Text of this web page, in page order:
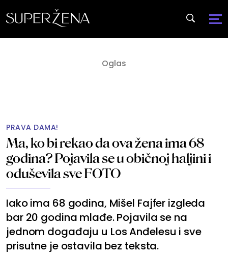
PRAVA DAMA!
Ma, ko bi rekao da ova žena ima 68
godina? Pojavila se u običnoj haljini i
oduševila sve FOTO
Iako ima 68 godina, Mišel Fajfer izgleda
bar 20 godina mlađe. Pojavila se na
jednom događaju u Los Anđelesu i sve
prisutne je ostavila bez teksta.